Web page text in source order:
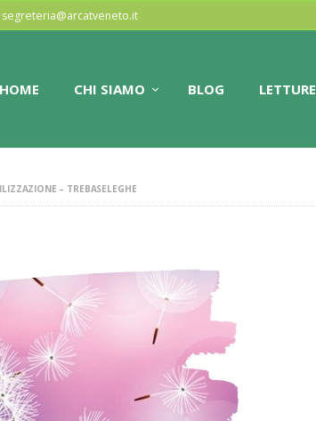
HOME CHI SIAMO BLOG LETTURE
– TREBASELEGHE
Associazione regionale dei club alcologici
CLUB
CONTATTI